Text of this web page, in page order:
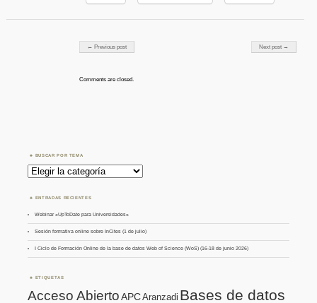
← Previous post Next post →
Comments are closed.
BUSCAR POR TEMA
Buscar
por
Tema
ENTRADAS RECIENTES
Webinar «UpToDate para Universidades»
Sesión formativa online sobre InCites (1 de julio)
I Ciclo de Formación Online de la base de datos Web of Science (WoS) (16-18 de junio 2026)
ETIQUETAS
Acceso AbiertoAPCAranzadi Bases de datos